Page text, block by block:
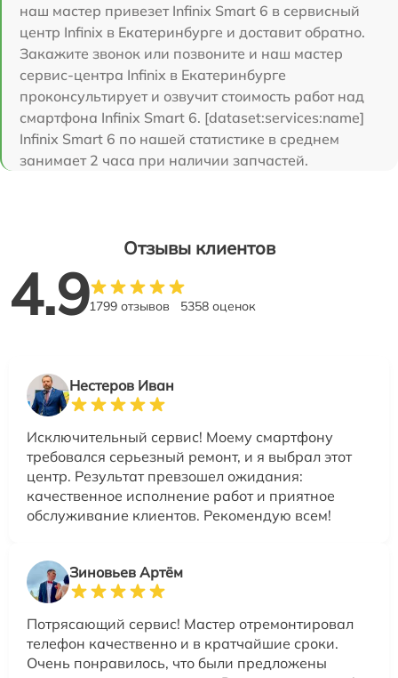
наш мастер привезет Infinix Smart 6 в сервисный
центр Infinix в Екатеринбурге и доставит обратно.
Закажите звонок или позвоните и наш мастер
сервис-центра Infinix в Екатеринбурге
проконсультирует и озвучит стоимость работ над
смартфона Infinix Smart 6. [dataset:services:name]
Infinix Smart 6 по нашей статистике в среднем
занимает 2 часа при наличии запчастей.
Отзывы клиентов
4.91799 отзывов 5358 оценок
Нестеров Иван
Исключительный сервис! Моему смартфону
требовался серьезный ремонт, и я выбрал этот
центр. Результат превзошел ожидания:
качественное исполнение работ и приятное
обслуживание клиентов. Рекомендую всем!
Зиновьев Артём
Потрясающий сервис! Мастер отремонтировал
телефон качественно и в кратчайшие сроки.
Очень понравилось, что были предложены